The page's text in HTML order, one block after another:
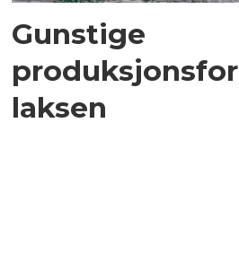
Gunstige
laksen